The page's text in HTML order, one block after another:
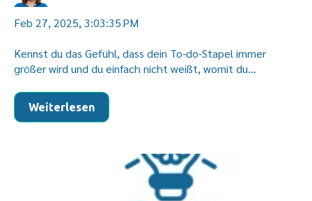
Feb 27, 2025, 3:03:35 PM
Kennst du das Gefühl, dass dein To-do-Stapel immer
größer wird und du einfach nicht weißt, womit du...
Weiterlesen